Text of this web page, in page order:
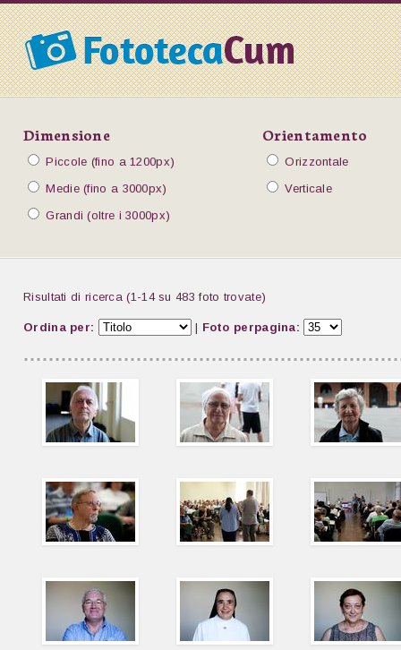
Dimensione Orientamento
Piccole (fino a 1200px)
Orizzontale
Medie (fino a 3000px)
Verticale
Grandi (oltre i 3000px)
Risultati di ricerca (1-14 su 483 foto trovate)
Ordina per: | Foto perpagina: